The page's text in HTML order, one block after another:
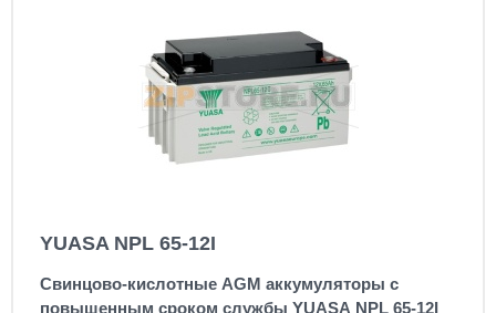
YUASA NPL 65-12I
Свинцово-кислотные AGM аккумуляторы с
повышенным сроком службы YUASA NPL 65-12I